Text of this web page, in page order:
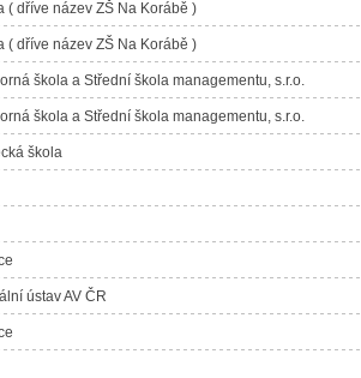
( dříve název ZŠ Na Korábě )
( dříve název ZŠ Na Korábě )
škola a Střední škola managementu, s.r.o.
škola a Střední škola managementu, s.r.o.
škola
ústav AV ČR